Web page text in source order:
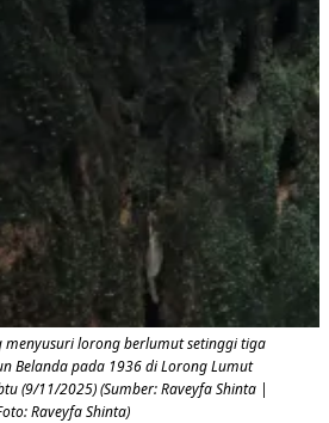
menyusuri lorong berlumut setinggi tiga
Belanda pada 1936 di Lorong Lumut
(9/11/2025) (Sumber: Raveyfa Shinta |
Raveyfa Shinta)